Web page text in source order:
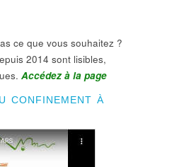
ce que vous souhaitez ?
2014 sont lisibles,
Accédez à la page
CONFINEMENT À